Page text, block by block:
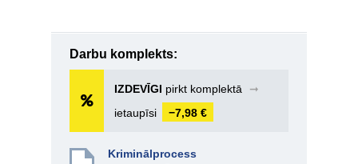
Darbu komplekts:
IZDEVĪGI pirkt komplektā
➞
ietaupīsi
−7,98 €
Kriminālprocess